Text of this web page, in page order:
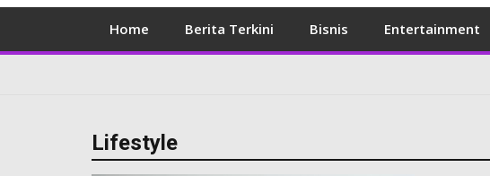
Home Berita Terkini Bisnis Entertainment
Lifestyle